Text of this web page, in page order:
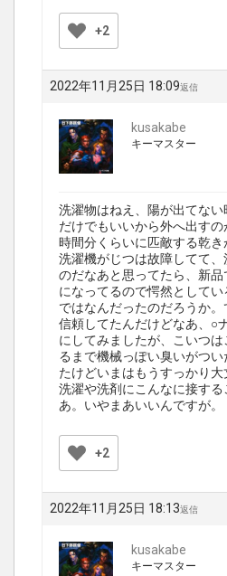
+2
2022年11月25日 18:09返信
kusakabe
キーマスター
洗濯物はねえ、陽が出てな
だけでもいいから外へ出すの
時間分くらいに匹敵する乾き
洗濯機がじつは故障してて
のだなあと思ってたら、新
になってるので愕然としてい
ではなんだったのだろうか
信頼してたんだけどなあ、○
にしてみましたが、こいつ
るまで機械っぽい臭いがつ
たけどいまはもうすっかり大
洗濯や洗剤にこんなに接す
あ。いやまあいいんですが。
+2
2022年11月25日 18:13返信
kusakabe
キーマスター